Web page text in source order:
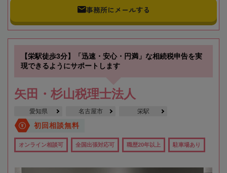
事務所にメールする
【栄駅徒歩3分】「迅速・安心・円満」な相続税申告を実
現できるようにサポートします
矢田・杉山税理士法人
愛知県 名古屋市 栄駅
初回相談無料
オンライン相談可 全国出張対応可 職歴20年以上 駐車場あり